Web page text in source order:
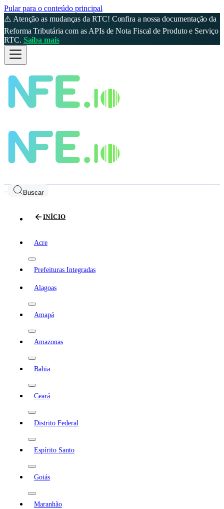
Pular para o conteúdo principal
⚠️ Atenção as mudanças da RTC! Confira a nossa documentação da
Reforma Tributária com as APIs de Nota Fiscal de Produto e Serviço
RTC. Saiba mais
Buscar
INÍCIO
Acre
Prefeituras Integradas
Alagoas
Amapá
Amazonas
Bahia
Ceará
Distrito Federal
Espírito Santo
Goiás
Maranhão